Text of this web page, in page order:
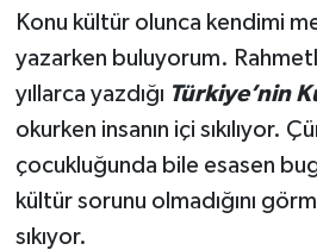
Konu kültür olunca kendimi
yazarken buluyorum.
yıllarca yazdığı Türkiye’nin
okurken insanın içi sıkılıyor.
çocukluğunda bile esasen
kültür sorunu olmadığını
sıkıyor.